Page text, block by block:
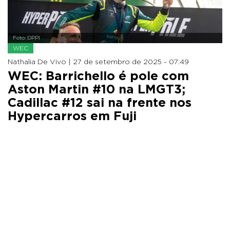
Foto: DPPI
WEC
Nathalia De Vivo | 27 de setembro de 2025 - 07:49
WEC: Barrichello é pole com
Aston Martin #10 na LMGT3;
Cadillac #12 sai na frente nos
Hypercarros em Fuji